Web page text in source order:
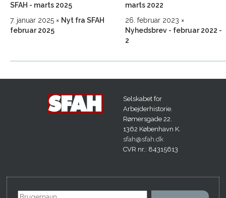
SFAH - marts 2025
7. januar 2025
Nyt fra SFAH
februar 2025
marts 2022
26. februar 2023
Nyhedsbrev - februar 2022 -
2
Selskabet for
Arbejderhistorie.
Rømersgade 22.
1362 København K.
sfah@sfah.dk
CVR nr.: 84315613